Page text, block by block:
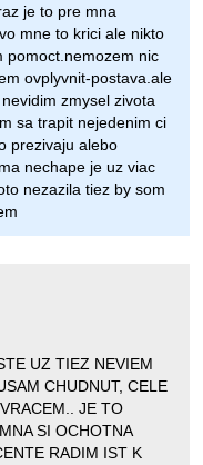
je to pre mna
mne to krici ale nikto
pomoct.nemozem nic
ovplyvnit-postava.ale
zmysel zivota
sa trapit nejedenim ci
prezivaju alebo
nechape je uz viac
nezazila tiez by som
UZ TIEZ NEVIEM
CHUDNUT, CELE
JE TO
SI OCHOTNA
RADIM IST K